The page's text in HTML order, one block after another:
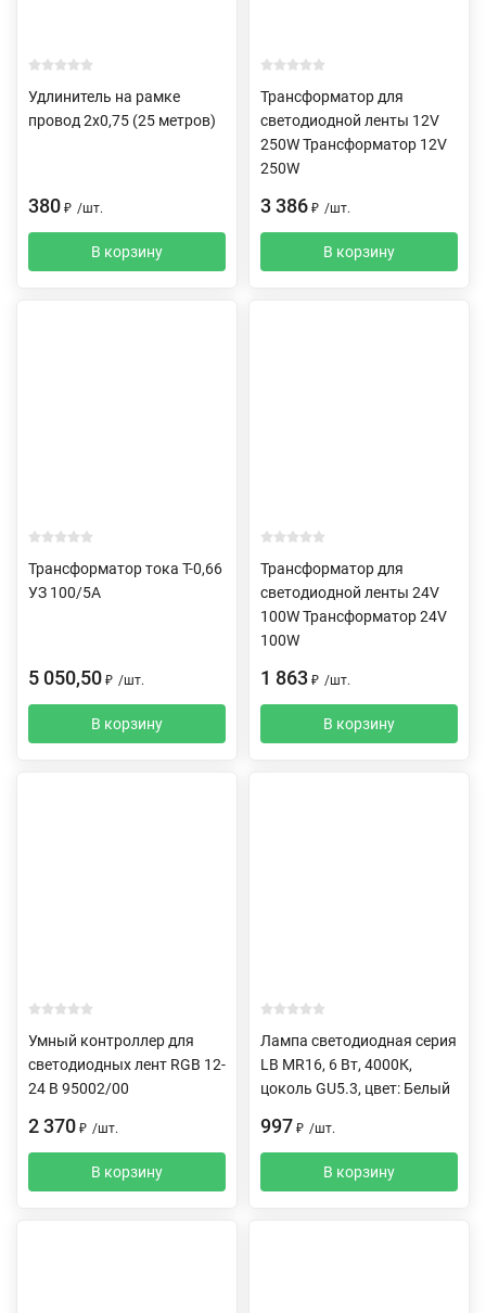
Удлинитель на рамке
провод 2х0,75 (25 метров)
380 ₽ /шт.
В корзину
Трансформатор для
светодиодной ленты 12V
250W Трансформатор 12V
250W
3 386 ₽ /шт.
В корзину
Трансформатор тока Т-0,66
УЗ 100/5А
5 050,50 ₽ /шт.
В корзину
Трансформатор для
светодиодной ленты 24V
100W Трансформатор 24V
100W
1 863 ₽ /шт.
В корзину
Умный контроллер для
светодиодных лент RGB 12-
24 В 95002/00
2 370 ₽ /шт.
В корзину
Лампа светодиодная серия
LB MR16, 6 Вт, 4000К,
цоколь GU5.3, цвет: Белый
997 ₽ /шт.
В корзину